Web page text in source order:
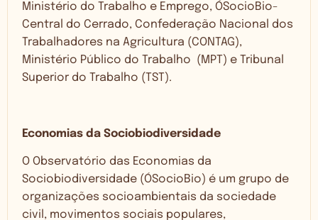
Ministério do Trabalho e Emprego, ÓSocioBio-
Central do Cerrado, Confederação Nacional dos
Trabalhadores na Agricultura (CONTAG),
Ministério Público do Trabalho (MPT) e Tribunal
Superior do Trabalho (TST).
Economias da Sociobiodiversidade
O Observatório das Economias da
Sociobiodiversidade (ÓSocioBio) é um grupo de
organizações socioambientais da sociedade
civil, movimentos sociais populares,